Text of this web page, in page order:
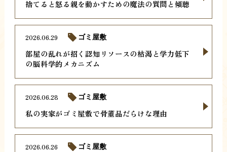
捨てると怒る親を動かすための魔法の質問と傾聴
部屋の乱れが招く認知リソースの枯渇と学力低下
の脳科学的メカニズム
2026.06.29 ゴミ屋敷
私の実家がゴミ屋敷で骨董品だらけな理由
2026.06.28 ゴミ屋敷
2026.06.26 ゴミ屋敷